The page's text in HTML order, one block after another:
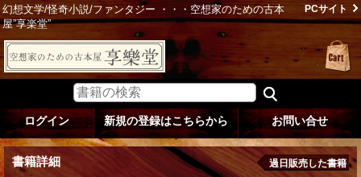
幻想文学/怪奇小説/ファンタジー ・・・空想家のための古本
屋”享楽堂”
PCサイト
ログイン 新規の登録はこちらから お問い合せ
書籍詳細 過日販売した書籍